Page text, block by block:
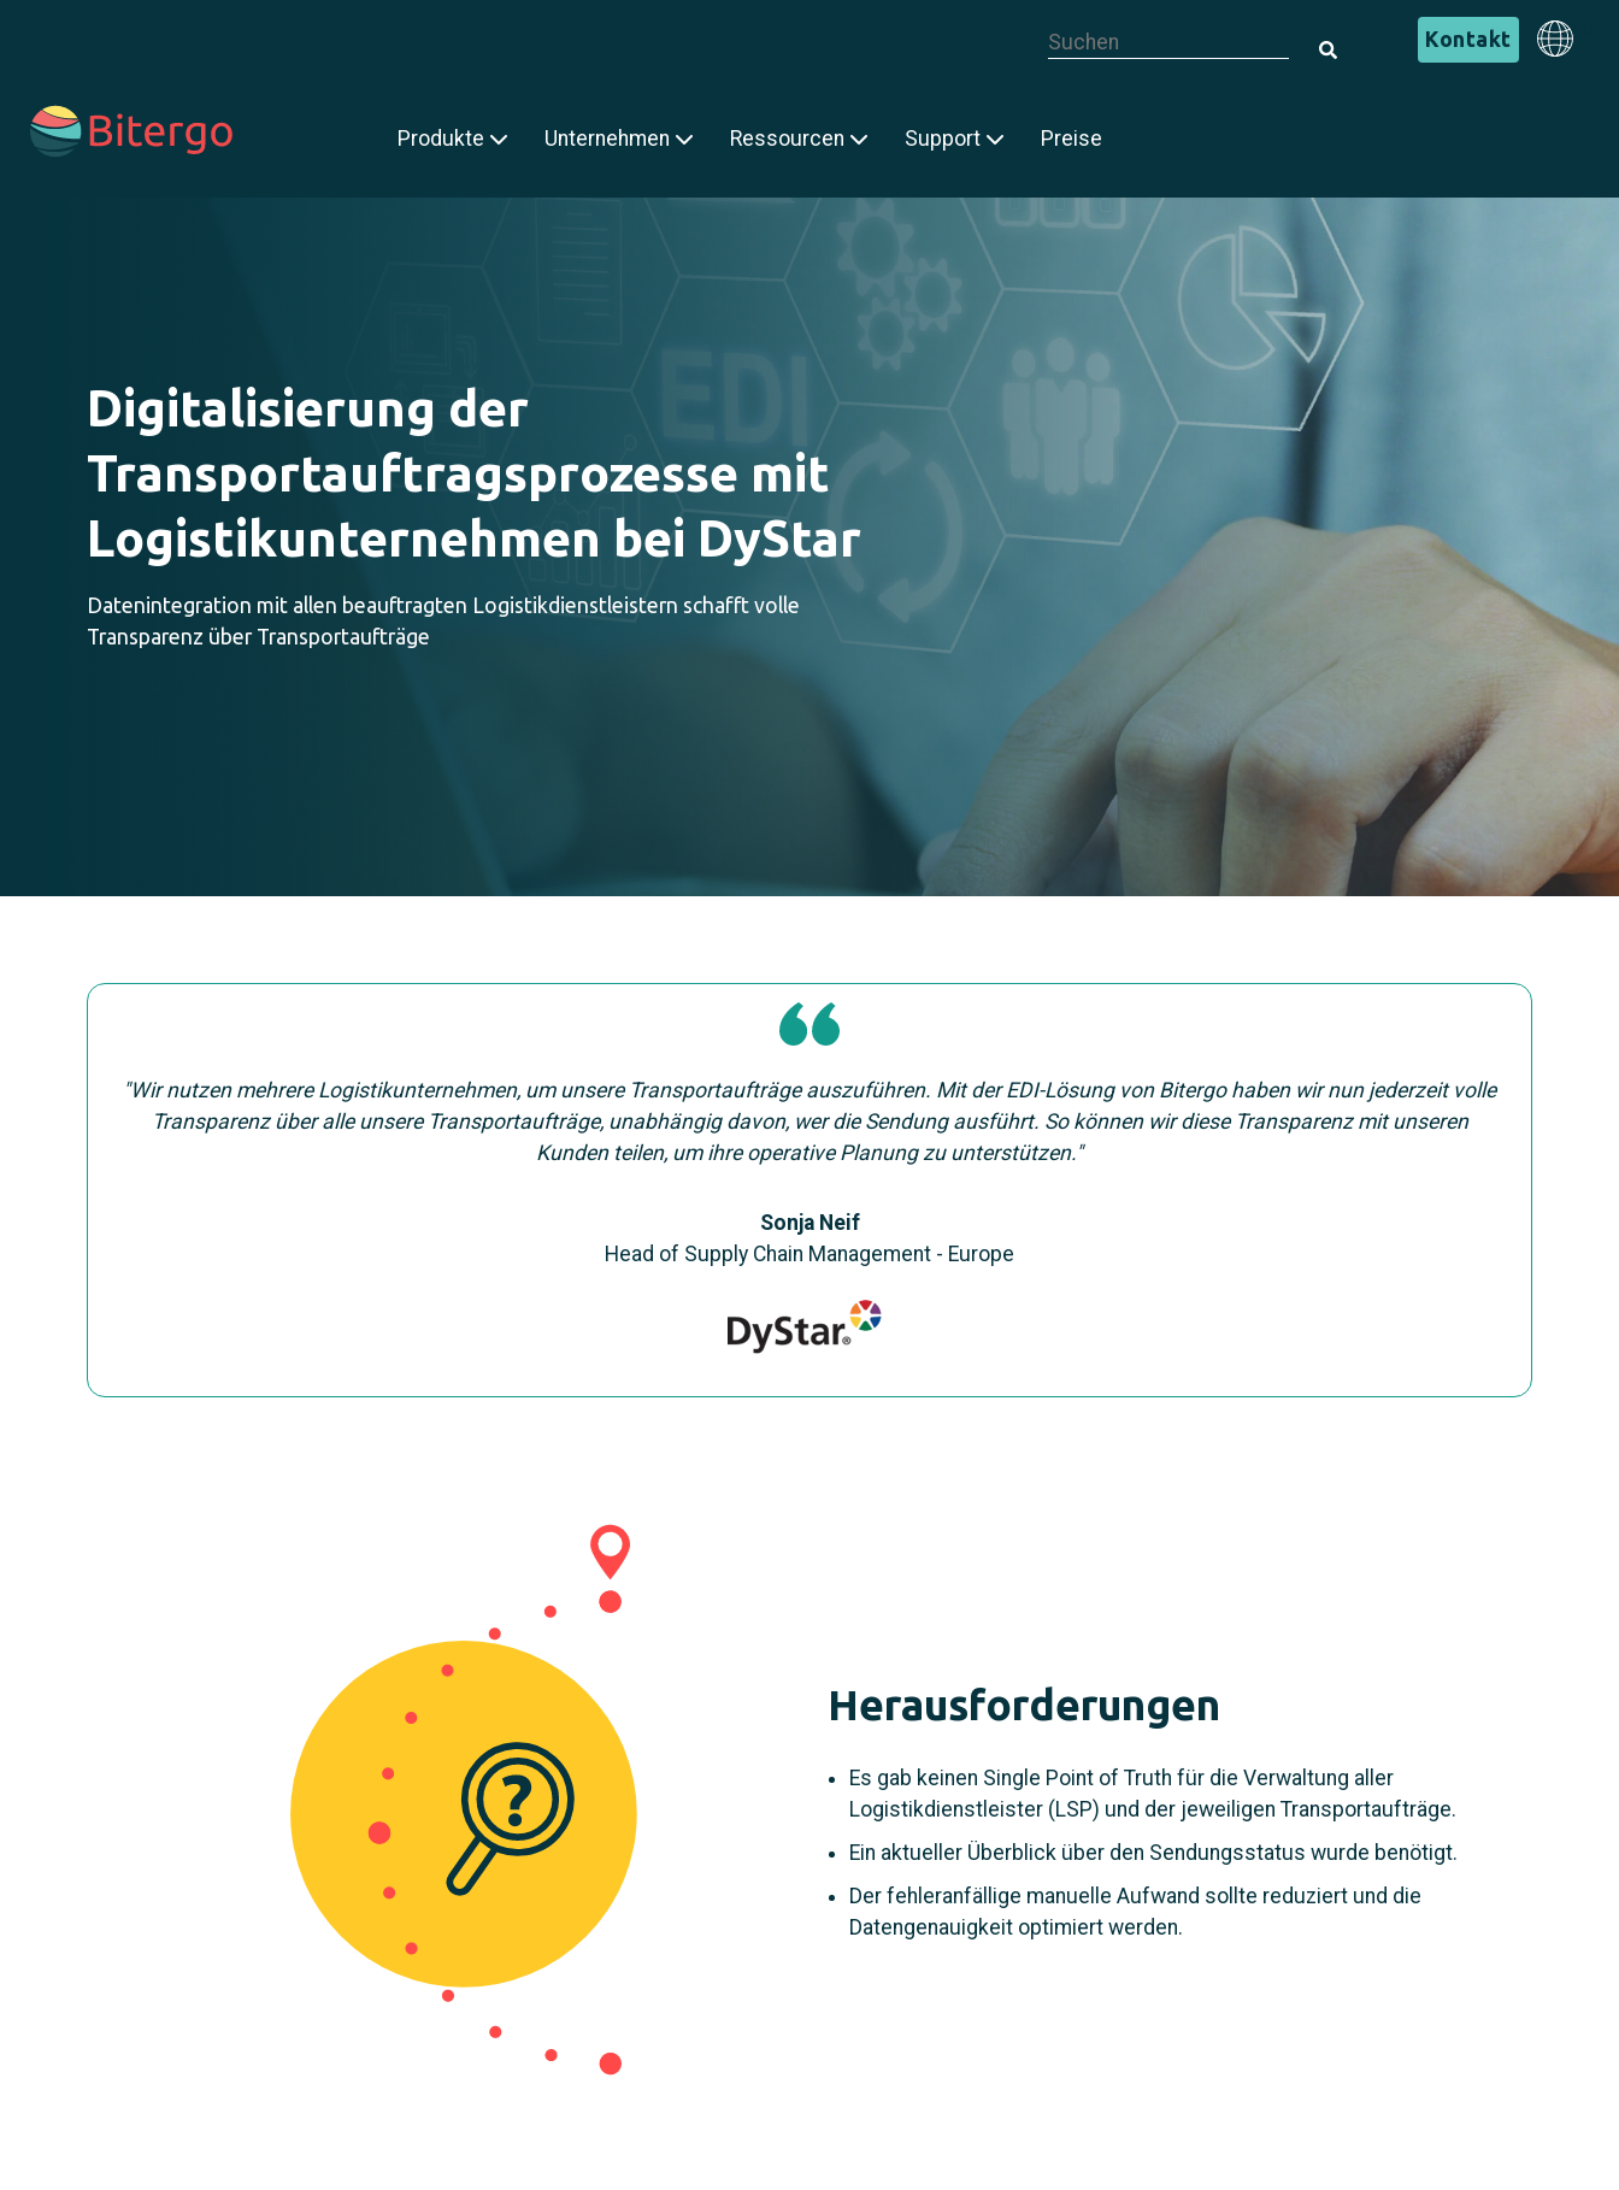
Kontakt
Deutsch
Produkte Unternehmen Ressourcen Support Preise
ist ein Suchfeld mit einer automatischen Vorschlagsfunktion.
Digitalisierung der
Transportauftragsprozesse mit
Logistikunternehmen bei DyStar
Datenintegration mit allen beauftragten Logistikdienstleistern schafft volle
Transparenz über Transportaufträge
"Wir nutzen mehrere Logistikunternehmen, um unsere Transportaufträge auszuführen. Mit der EDI-Lösung von Bitergo haben wir nun jederzeit volle
Transparenz über alle unsere Transportaufträge, unabhängig davon, wer die Sendung ausführt. So können wir diese Transparenz mit unseren
Kunden teilen, um ihre operative Planung zu unterstützen."
Sonja Neif
Head of Supply Chain Management - Europe
Herausforderungen
Es gab keinen Single Point of Truth für die Verwaltung aller
Logistikdienstleister (LSP) und der jeweiligen Transportaufträge.
Ein aktueller Überblick über den Sendungsstatus wurde benötigt.
Der fehleranfällige manuelle Aufwand sollte reduziert und die
Datengenauigkeit optimiert werden.